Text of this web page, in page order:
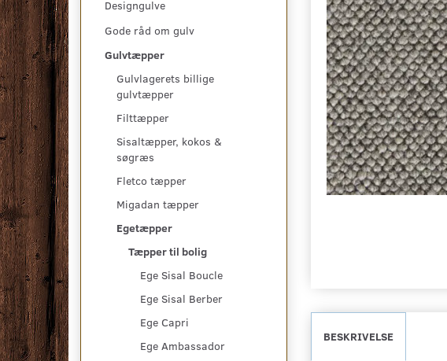
Designgulve
Gode råd om gulv
Gulvtæpper
Gulvlagerets billige
gulvtæpper
Filttæpper
Sisaltæpper, kokos &
søgræs
Fletco tæpper
Migadan tæpper
Egetæpper
Tæpper til bolig
Ege Sisal Boucle
Ege Sisal Berber
Ege Capri
Ege Ambassador
BESKRIVELSE